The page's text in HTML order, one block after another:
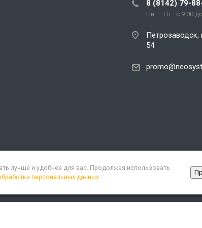
8 (8142) 79-
Пн. – Пт.: с 9:00
Петрозаводск,
54
лучше и удобнее для вас. Продолжая использовать
персональных данных